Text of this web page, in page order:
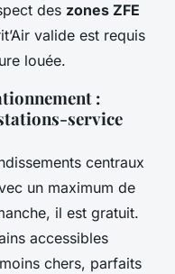
des zones ZFE
valide est requis
louée.
:
service
centraux
un maximum de
il est gratuit.
accessibles
chers, parfaits